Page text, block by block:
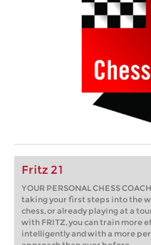
Fritz 21
YOUR PERSONAL CHESS
taking your first steps into the
chess, or already playing at a
with FRITZ, you can train more
intelligently and with a more